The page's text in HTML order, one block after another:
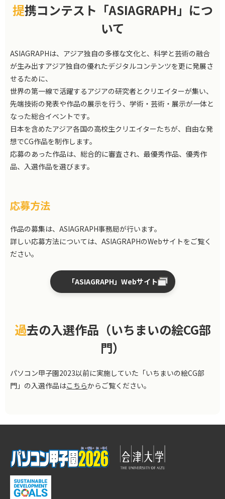
提携コンテスト「ASIAGRAPH」につ
いて
ASIAGRAPHは、アジア独自の多様な文化と、科学と芸術の融合
が生み出すアジア独自の優れたデジタルコンテンツを更に発展さ
せるために、
世界の第一線で活躍するアジアの研究者とクリエイターが集い、
先端技術の発表や作品の展示を行う、学術・芸術・展示が一体と
なった総合イベントです。
日本を含めたアジア各国の高校生クリエイターたちが、自由な発
想でCG作品を制作します。
応募のあった作品は、総合的に審査され、最優秀作品、優秀作
品、入選作品を選びます。
応募方法
作品の募集は、ASIAGRAPH事務局が行います。
詳しい応募方法については、ASIAGRAPHのWebサイトをご覧く
ださい。
「ASIAGRAPH」Webサイト
過去の入選作品（いちまいの絵CG部
門）
パソコン甲子園2023以前に実施していた「いちまいの絵CG部
門」の入選作品はこちらからご覧ください。